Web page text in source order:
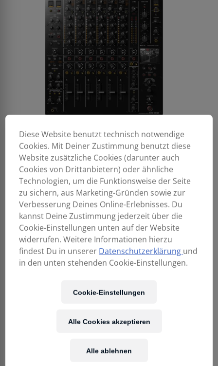
Kostenloser Versand
Diese Website benutzt technisch notwendige
Cookies. Mit Deiner Zustimmung benutzt diese
Website zusätzliche Cookies (darunter auch
Cookies von Drittanbietern) oder ähnliche
Technologien, um die Funktionsweise der Seite
zu sichern, aus Marketing-Gründen sowie zur
Verbesserung Deines Online-Erlebnisses. Du
kannst Deine Zustimmung jederzeit über die
Cookie-Einstellungen unten auf der Website
widerrufen. Weitere Informationen hierzu
findest Du in unserer Datenschutzerklärung und
in den unten stehenden Cookie-Einstellungen.
Cookie-Einstellungen
Alle ablehnen
Alle Cookies akzeptieren